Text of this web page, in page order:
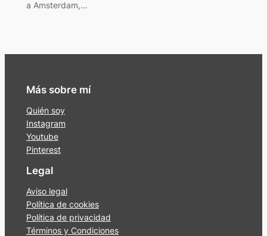
a Amsterdam,…
Más sobre mí
Quién soy
Instagram
Youtube
Pinterest
Legal
Aviso legal
Política de cookies
Política de privacidad
Términos y Condiciones